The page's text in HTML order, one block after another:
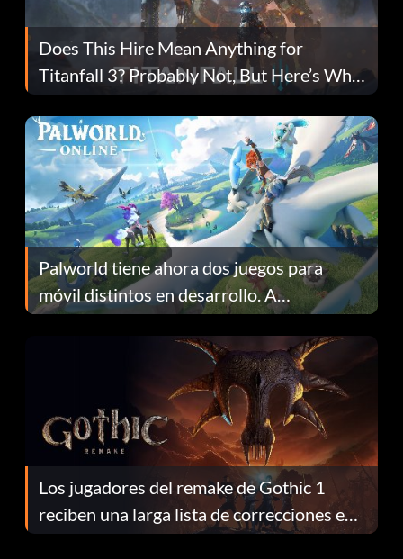
Does This Hire Mean Anything for
Titanfall 3? Probably Not, But Here’s Why
Fans Are Hopeful
Palworld tiene ahora dos juegos para
móvil distintos en desarrollo. A
continuación te explicamos por qué.
Los jugadores del remake de Gothic 1
reciben una larga lista de correcciones en
el parche 1.0.4